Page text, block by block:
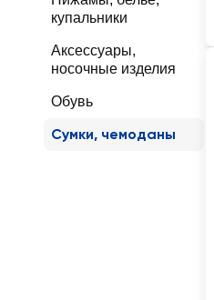
купальники
Аксессуары,
носочные изделия
Обувь
Сумки, чемоданы